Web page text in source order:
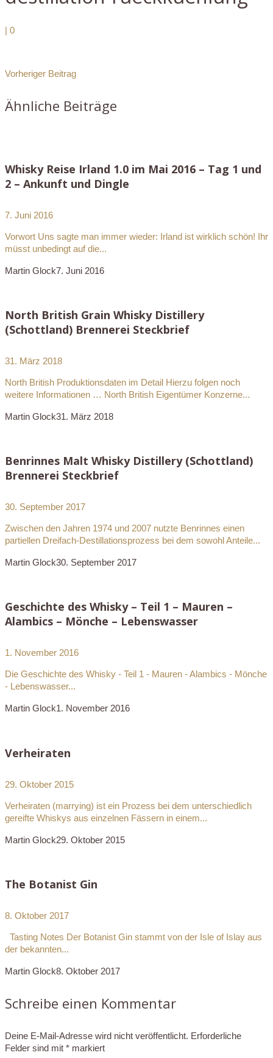
| 0
Vorheriger Beitrag
Ähnliche Beiträge
Whisky Reise Irland 1.0 im Mai 2016 – Tag 1 und
2 – Ankunft und Dingle
7. Juni 2016
Vorwort Uns sagte man immer wieder: Irland ist wirklich schön! Ihr
müsst unbedingt auf die...
Martin Glock7. Juni 2016
North British Grain Whisky Distillery
(Schottland) Brennerei Steckbrief
31. März 2018
North British Produktionsdaten im Detail Hierzu folgen noch
weitere Informationen … North British Eigentümer Konzerne...
Martin Glock31. März 2018
Benrinnes Malt Whisky Distillery (Schottland)
Brennerei Steckbrief
30. September 2017
Zwischen den Jahren 1974 und 2007 nutzte Benrinnes einen
partiellen Dreifach-Destillationsprozess bei dem sowohl Anteile...
Martin Glock30. September 2017
Geschichte des Whisky – Teil 1 – Mauren –
Alambics – Mönche – Lebenswasser
1. November 2016
Die Geschichte des Whisky - Teil 1 - Mauren - Alambics - Mönche
- Lebenswasser...
Martin Glock1. November 2016
Verheiraten
29. Oktober 2015
Verheiraten (marrying) ist ein Prozess bei dem unterschiedlich
gereifte Whiskys aus einzelnen Fässern in einem...
Martin Glock29. Oktober 2015
The Botanist Gin
8. Oktober 2017
Tasting Notes Der Botanist Gin stammt von der Isle of Islay aus
der bekannten...
Martin Glock8. Oktober 2017
Schreibe einen Kommentar
Deine E-Mail-Adresse wird nicht veröffentlicht. Erforderliche
Felder sind mit * markiert